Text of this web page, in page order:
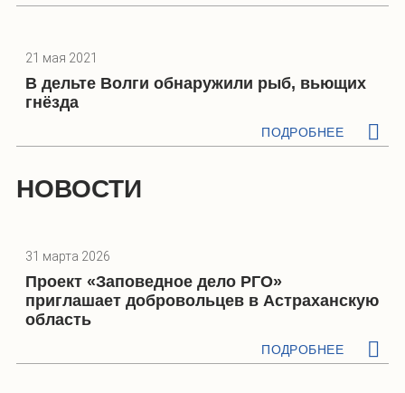
21 мая 2021
В дельте Волги обнаружили рыб, вьющих
гнёзда
ПОДРОБНЕЕ
НОВОСТИ
31 марта 2026
Проект «Заповедное дело РГО»
приглашает добровольцев в Астраханскую
область
ПОДРОБНЕЕ